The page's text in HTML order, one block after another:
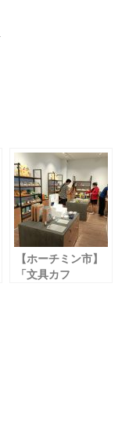
【ホーチミン市】
「文具カフ